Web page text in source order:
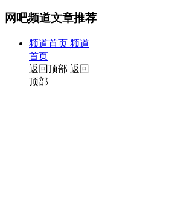
网吧频道文章推荐
频道首页 频道
首页
返回顶部 返回
顶部